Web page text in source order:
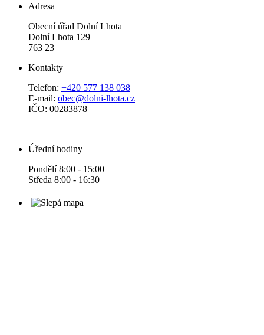
Adresa
Obecní úřad Dolní Lhota
Dolní Lhota 129
763 23
Kontakty
Telefon: +420 577 138 038
E-mail: obec@dolni-lhota.cz
IČO: 00283878
Úřední hodiny
Pondělí 8:00 - 15:00
Středa 8:00 - 16:30